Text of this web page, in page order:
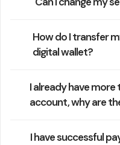
How do I transfer
digital wallet?
I already have
account, why are
I have successful